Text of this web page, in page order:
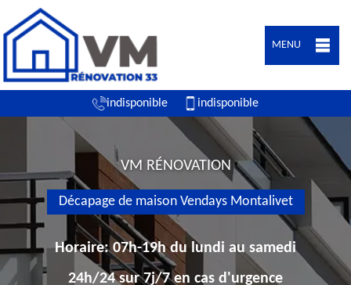
MENU
indisponible indisponible
VM RÉNOVATION
Décapage de maison Vendays Montalivet
Horaire: 07h-19h du lundi au samedi
24h/24 sur 7j/7 en cas d'urgence